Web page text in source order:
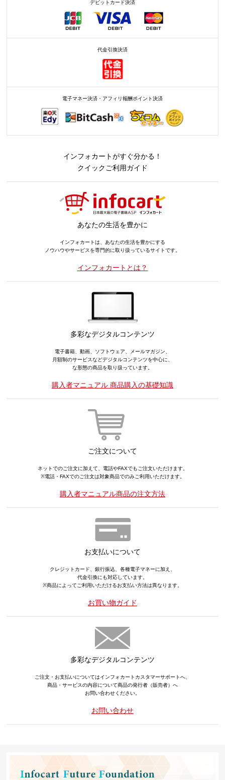
デビットカード決済
代金引換決済
電子マネー決済・アフィリ報酬ポイント決済
インフォカートがすぐ分かる！
クイックご利用ガイド
あなたの生活を豊かに
インフォカートは、あなたの生活を豊かにする
ノウハウやサービスを専門的に取り扱っているサイトです。
インフォカートとは？
多彩なデジタルコンテンツ
電子書籍、動画、ソフトウェア、メールマガジン、
月額制のサービスなどデジタルコンテンツを中心に、
な形態の商品を取り扱っています。
購入者マニュアル 商品購入の基礎知識
ご注文について
ネットでのご注文に加えて、電話やFAXでもご注文いただけます。
※電話・FAXでのご注文は対象商品でのみご利用いただけます。
購入者マニュアル商品の注文方法
お支払いについて
クレジットカード、銀行振込、各種電子マネーに加え、
代金引換にも対応しています。
※商品によってご利用いただけるお支払い方法は異なります。
お買い物ガイド
多彩なデジタルコンテンツ
ご注文・お支払いについてはインフォカートカスタマーサポートへ、
商品・サービスの内容について商品の発行者（販売者）へ
お問い合わせください。
お問い合わせ